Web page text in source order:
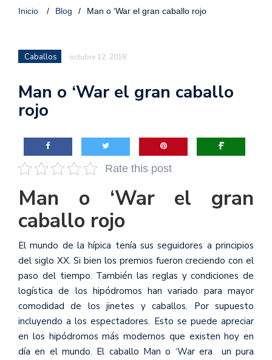
Inicio / Blog / Man o ‘War el gran caballo rojo
Caballos octubre 12, 2018
Man o ‘War el gran caballo
rojo
Rate this post
Man o ‘War el gran
caballo rojo
El mundo de la hípica tenía sus seguidores a principios
del siglo XX. Si bien los premios fueron creciendo con el
paso del tiempo. También las reglas y condiciones de
logística de los hipódromos han variado para mayor
comodidad de los jinetes y caballos. Por supuesto
incluyendo a los espectadores. Esto se puede apreciar
en los hipódromos más modernos que existen hoy en
día en el mundo. El caballo Man o ‘War era un pura